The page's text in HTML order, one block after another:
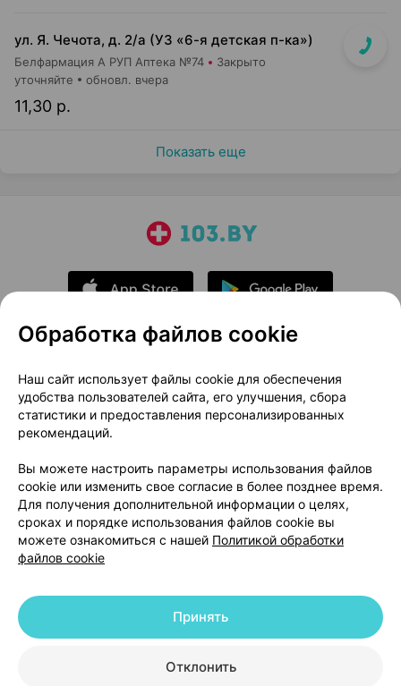
ул. Я. Чечота, д. 2/а (УЗ «6-я детская п-ка»)
Белфармация А РУП Аптека №74 Закрыто
11,30 р.
уточняйте обновл. вчера
Показать еще
О проекте
Новости проекта
Размещение рекламы
Медицинский маркетинг
Публичный договор
Доставка
Способы оплаты
Вакансии
Партнеры
Написать руководителю 103.by
Написать в поддержку
Персональные настройки Cookie
© 2026 ООО «Артокс Лаб», УНП 191700409 | 220012, Республика Беларусь,
+375 291212755
Обработка файлов cookie
Наш сайт использует файлы cookie для обеспечения
удобства пользователей сайта, его улучшения, сбора
статистики и предоставления персонализированных
рекомендаций.
Вы можете настроить параметры использования файлов
cookie или изменить свое согласие в более позднее время.
Для получения дополнительной информации о целях,
сроках и порядке использования файлов cookie вы
можете ознакомиться с нашей Политикой обработки
файлов cookie
Отклонить
Принять